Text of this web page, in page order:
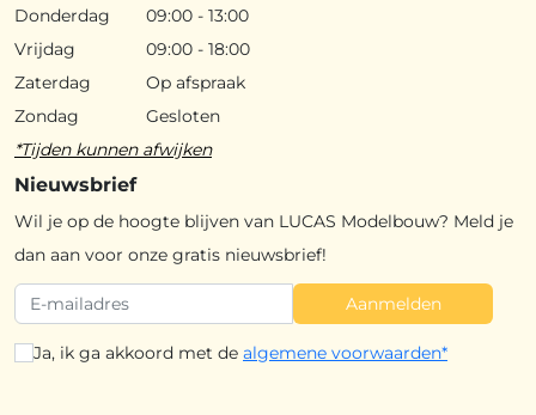
Donderdag
09:00 - 13:00
Vrijdag
09:00 - 18:00
Zaterdag
Op afspraak
Zondag
Gesloten
*Tijden kunnen afwijken
Nieuwsbrief
Wil je op de hoogte blijven van LUCAS Modelbouw? Meld je
dan aan voor onze gratis nieuwsbrief!
Aanmelden
Ja, ik ga akkoord met de algemene voorwaarden*